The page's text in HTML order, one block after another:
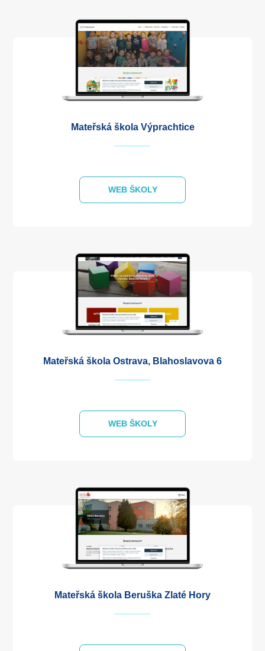
Mateřská škola Výprachtice
WEB ŠKOLY
Mateřská škola Ostrava, Blahoslavova 6
WEB ŠKOLY
Mateřská škola Beruška Zlaté Hory